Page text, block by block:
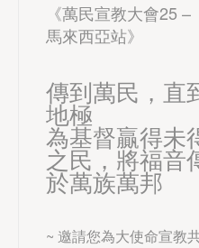
《萬民宣教大會25 –
馬來西亞站》
傳到萬民，直
地極
為基督贏得未
之民，將福音
於萬族萬邦
~ 邀請您為大使命宣教